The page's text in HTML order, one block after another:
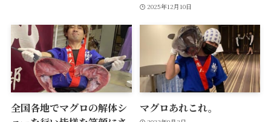
2025年12月10日
全国各地でマグロの解体シ
マグロあれこれ。